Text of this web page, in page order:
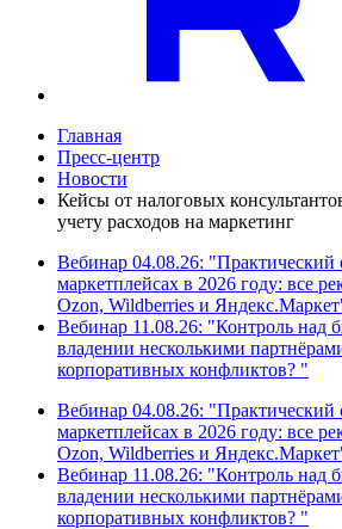
Главная
Пресс-центр
Новости
Кейсы от налоговых
учету расходов на маркетинг
Вебинар 04.08.26:
маркетплейсах в 2026 году: все
Ozon, Wildberries и
Вебинар 11.08.26: "Контроль над
владении несколькими
корпоративных конфликтов? "
Вебинар 04.08.26:
маркетплейсах в 2026 году: все
Ozon, Wildberries и
Вебинар 11.08.26: "Контроль над
владении несколькими
корпоративных конфликтов? "